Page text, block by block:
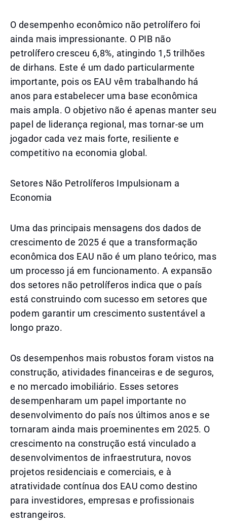
O desempenho econômico não petrolífero foi
ainda mais impressionante. O PIB não
petrolífero cresceu 6,8%, atingindo 1,5 trilhões
de dirhans. Este é um dado particularmente
importante, pois os EAU vêm trabalhando há
anos para estabelecer uma base econômica
mais ampla. O objetivo não é apenas manter seu
papel de liderança regional, mas tornar-se um
jogador cada vez mais forte, resiliente e
competitivo na economia global.
Setores Não Petrolíferos Impulsionam a
Economia
Uma das principais mensagens dos dados de
crescimento de 2025 é que a transformação
econômica dos EAU não é um plano teórico, mas
um processo já em funcionamento. A expansão
dos setores não petrolíferos indica que o país
está construindo com sucesso em setores que
podem garantir um crescimento sustentável a
longo prazo.
Os desempenhos mais robustos foram vistos na
construção, atividades financeiras e de seguros,
e no mercado imobiliário. Esses setores
desempenharam um papel importante no
desenvolvimento do país nos últimos anos e se
tornaram ainda mais proeminentes em 2025. O
crescimento na construção está vinculado a
desenvolvimentos de infraestrutura, novos
projetos residenciais e comerciais, e à
atratividade contínua dos EAU como destino
para investidores, empresas e profissionais
estrangeiros.